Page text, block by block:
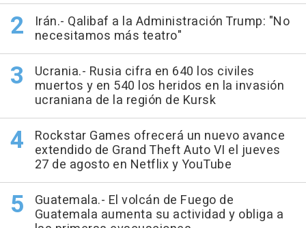
Irán.- Qalibaf a la Administración Trump: "No
necesitamos más teatro"
Ucrania.- Rusia cifra en 640 los civiles
muertos y en 540 los heridos en la invasión
ucraniana de la región de Kursk
Rockstar Games ofrecerá un nuevo avance
extendido de Grand Theft Auto VI el jueves
27 de agosto en Netflix y YouTube
Guatemala.- El volcán de Fuego de
Guatemala aumenta su actividad y obliga a